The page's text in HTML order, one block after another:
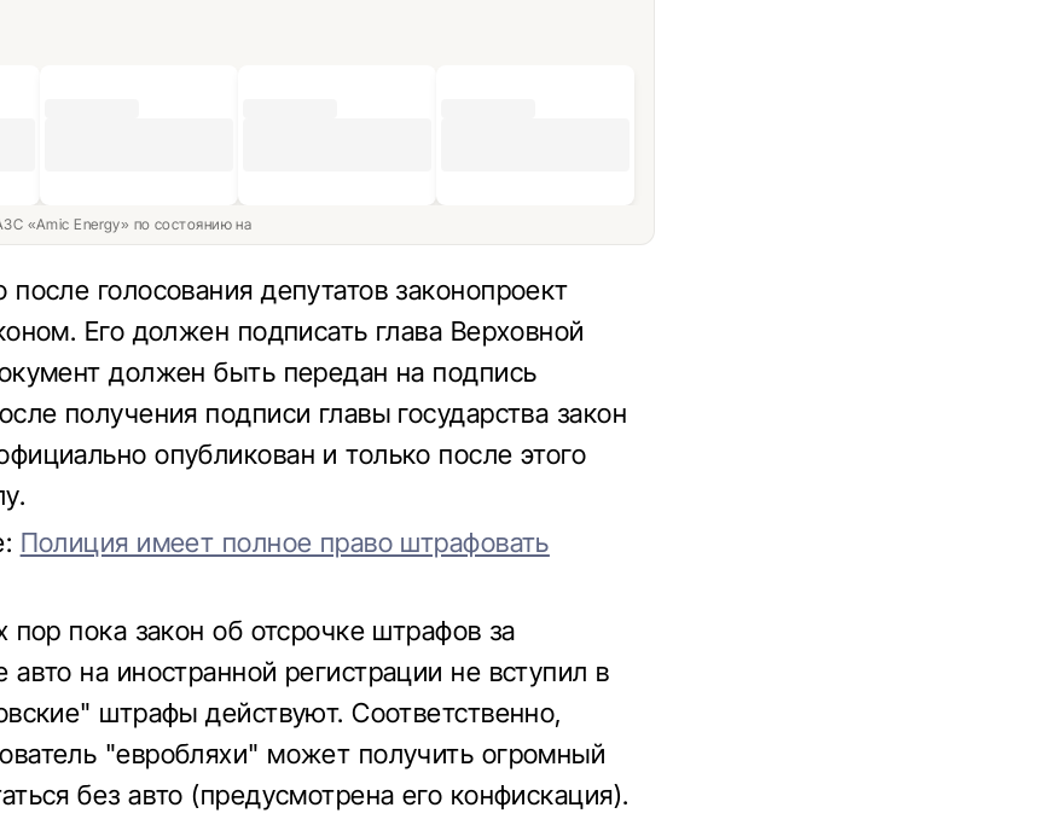
«Amic Energy» по состоянию на
голосования депутатов законопроект
Его должен подписать глава Верховной
должен быть передан на подпись
получения подписи главы государства закон
опубликован и только после этого
Полиция имеет полное право штрафовать
пор пока закон об отсрочке штрафов за
авто на иностранной регистрации не вступил в
штрафы действуют. Соответственно,
"евробляхи" может получить огромный
без авто (предусмотрена его конфискация).